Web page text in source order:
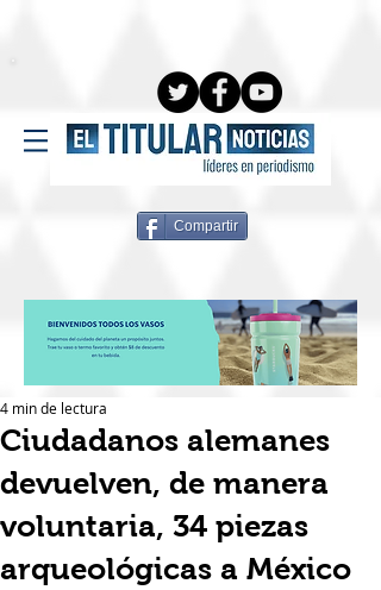
Compartir
Ciudadanos alemanes
devuelven, de manera
voluntaria, 34 piezas
arqueológicas a México
4 min de lectura